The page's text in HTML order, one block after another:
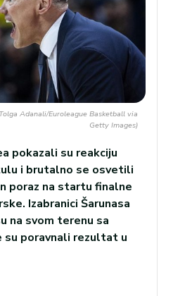
Adanali/Euroleague Basketball via
Getty Images)
pokazali su reakciju
i brutalno se osvetili
poraz na startu finalne
Izabranici Šarunasa
na svom terenu sa
su poravnali rezultat u